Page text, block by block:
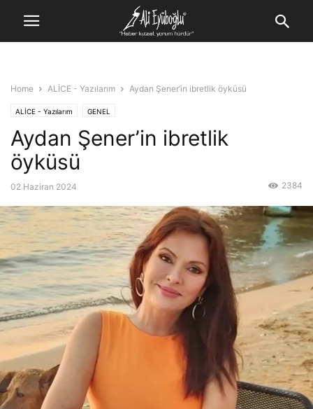
Home ALİCE - Yazılarım Aydan Şener’in ibretlik öyküsü
ALİCE - Yazılarım GENEL
Aydan Şener’in ibretlik
öyküsü
02 Haziran 2024 2384